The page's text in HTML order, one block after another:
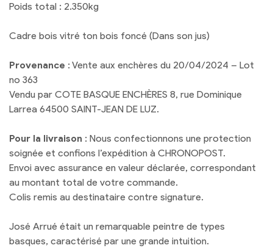
Poids total : 2.350kg
Cadre bois vitré ton bois foncé (Dans son jus)
Provenance : Vente aux enchères du 20/04/2024 – Lot
no 363
Vendu par COTE BASQUE ENCHÈRES 8, rue Dominique
Larrea 64500 SAINT-JEAN DE LUZ.
Pour la livraison : Nous confectionnons une protection
soignée et confions l’expédition à CHRONOPOST.
Envoi avec assurance en valeur déclarée, correspondant
au montant total de votre commande.
Colis remis au destinataire contre signature.
José Arrué était un remarquable peintre de types
basques, caractérisé par une grande intuition.